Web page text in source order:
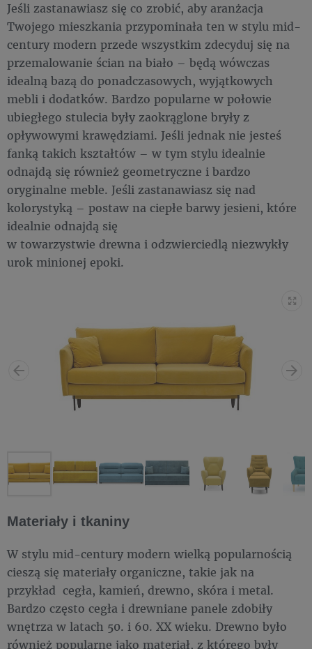
Jeśli zastanawiasz się co zrobić, aby aranżacja
Twojego mieszkania przypominała ten w stylu mid-
century modern przede wszystkim zdecyduj się na
przemalowanie ścian na biało – będą wówczas
idealną bazą do ponadczasowych, wyjątkowych
mebli i dodatków. Bardzo popularne w połowie
ubiegłego stulecia były zaokrąglone bryły z
opływowymi krawędziami. Jeśli jednak nie jesteś
fanką takich kształtów – w tym stylu idealnie
odnajdą się również geometryczne i bardzo
oryginalne meble. Jeśli zastanawiasz się nad
kolorystyką – postaw na ciepłe barwy jesieni, które
idealnie odnajdą się
w towarzystwie drewna i odzwierciedlą niezwykły
urok minionej epoki.
Materiały i tkaniny
W stylu mid-century modern wielką popularnością
cieszą się materiały organiczne, takie jak na
przykład cegła, kamień, drewno, skóra i metal.
Bardzo często cegła i drewniane panele zdobiły
wnętrza w latach 50. i 60. XX wieku. Drewno było
również popularne jako materiał, z którego były